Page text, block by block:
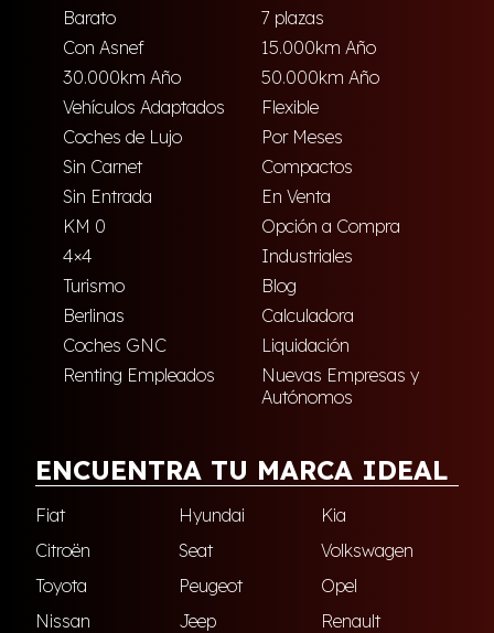
Barato
7 plazas
Con Asnef
15.000km Año
30.000km Año
50.000km Año
Vehículos Adaptados
Flexible
Coches de Lujo
Por Meses
Sin Carnet
Compactos
Sin Entrada
En Venta
KM 0
Opción a Compra
4×4
Industriales
Turismo
Blog
Berlinas
Calculadora
Coches GNC
Liquidación
Renting Empleados
Nuevas Empresas y
Autónomos
ENCUENTRA TU MARCA IDEAL
Fiat Hyundai
Kia
Citroën
Seat
Volkswagen
Toyota
Peugeot
Opel
Nissan
Jeep
Renault